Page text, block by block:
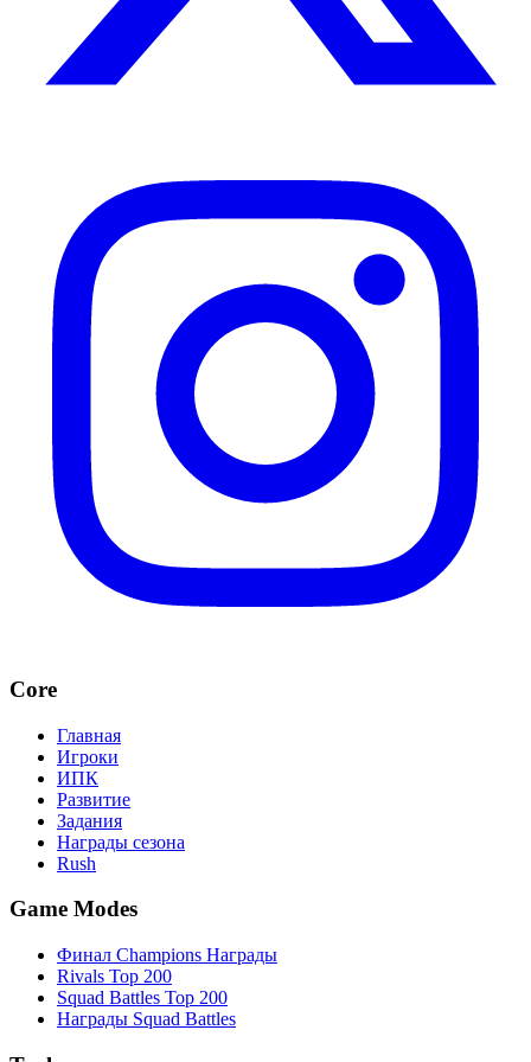
Core
Главная
Игроки
ИПК
Развитие
Задания
Награды сезона
Rush
Game Modes
Финал Champions Награды
Rivals Top 200
Squad Battles Top 200
Награды Squad Battles